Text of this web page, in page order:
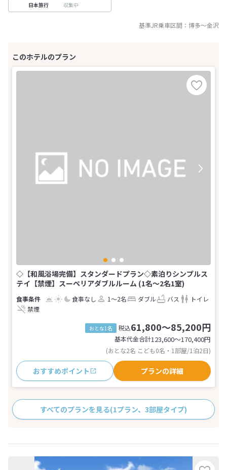
日本旅行 収集中
基準JR乗車区間： 博多～金沢
◇【和風浴場完備】スタンダードプラン◇素泊りシンプルス
テイ【禁煙】スーペリアダブルルーム (1名～2名1室)
食事なし 1～2名 ダブル バス
トイレ
禁煙
おとな1名 税込61,800～85,200円
基本代金合計123,600〜170,400円
(おとな2名 こども0名・1部屋/1泊2日)
おすすめポイント プランの詳細
すべてのプランを見る(1プラン、3部屋タイプ)